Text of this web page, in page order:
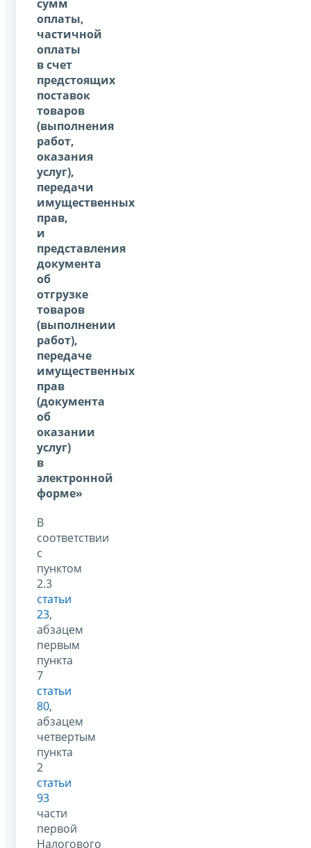
сумм
оплаты,
частичной
оплаты
в счет
предстоящих
поставок
товаров
(выполнения
работ,
оказания
услуг),
передачи
имущественных
прав,
и
представления
документа
об
отгрузке
товаров
(выполнении
работ),
передаче
имущественных
прав
(документа
об
оказании
услуг)
в
электронной
форме»
В
соответствии
с
пунктом
2.3
статьи
23,
абзацем
первым
пункта
7
статьи
80,
абзацем
четвертым
пункта
2
статьи
93
части
первой
Налогового